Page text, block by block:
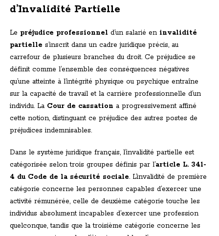
d’Invalidité Partielle
Le préjudice professionnel d’un salarié en invalidité
partielle s’inscrit dans un cadre juridique précis, au
carrefour de plusieurs branches du droit. Ce préjudice se
définit comme l’ensemble des conséquences négatives
qu’une atteinte à l’intégrité physique ou psychique entraîne
sur la capacité de travail et la carrière professionnelle d’un
individu. La Cour de cassation a progressivement affiné
cette notion, distinguant ce préjudice des autres postes de
préjudices indemnisables.
Dans le système juridique français, l’invalidité partielle est
catégorisée selon trois groupes définis par l’article L. 341-
4 du Code de la sécurité sociale. L’invalidité de première
catégorie concerne les personnes capables d’exercer une
activité rémunérée, celle de deuxième catégorie touche les
individus absolument incapables d’exercer une profession
quelconque, tandis que la troisième catégorie concerne les